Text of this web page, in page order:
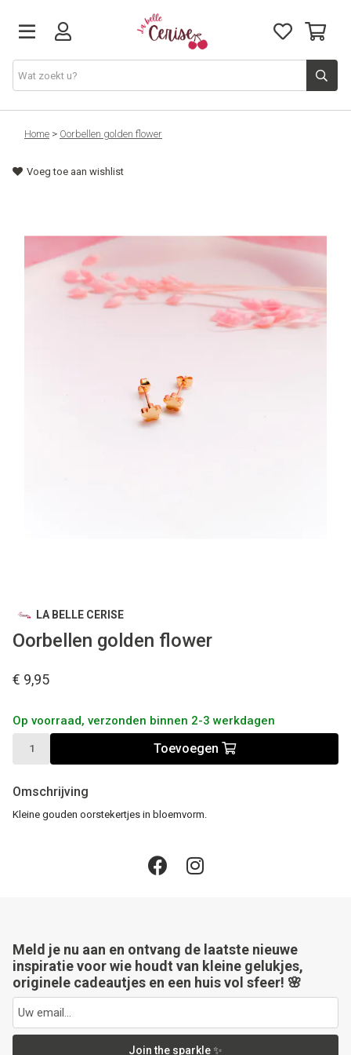
Just arrived
Juwelen & Accessoires
Lifestyle & Gifts
Cadeaubon
Home > Oorbellen golden flower
Voeg toe aan wishlist
LA BELLE CERISE
Oorbellen golden flower
€ 9,95
Op voorraad, verzonden binnen 2-3 werkdagen
Toevoegen
Omschrijving
Kleine gouden oorstekertjes in bloemvorm.
Meld je nu aan en ontvang de laatste nieuwe
inspiratie voor wie houdt van kleine gelukjes,
originele cadeautjes en een huis vol sfeer! 🌸
Join the sparkle ✨